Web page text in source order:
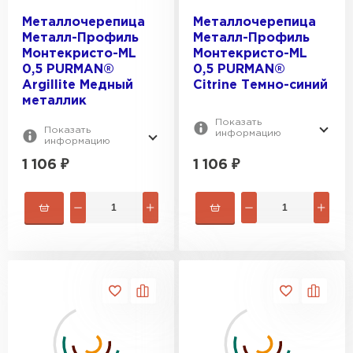
Металлочерепица
Металл-Профиль
Монтекристо-ML
0,5 PURMAN®
Argillite Медный
металлик
Показать
информацию
1 106 ₽
Металлочерепица
Металл-Профиль
Монтекристо-ML
0,5 PURMAN®
Citrine Темно-синий
Показать
информацию
1 106 ₽